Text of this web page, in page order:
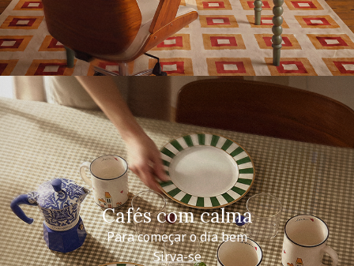
Cafés com calma
Para começar o dia bem
Sirva-se